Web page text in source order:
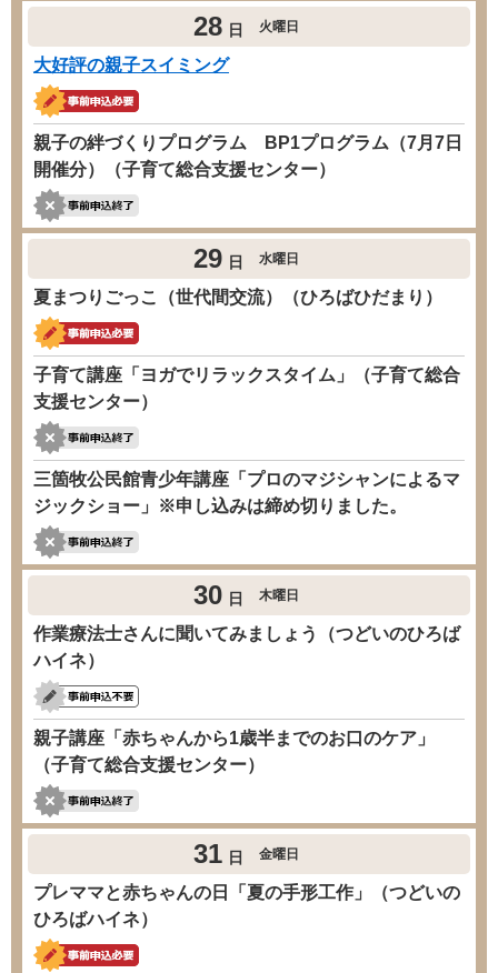
28 日 火曜日
大好評の親子スイミング
親子の絆づくりプログラム BP1プログラム（7月7日
開催分）（子育て総合支援センター）
29 日 水曜日
夏まつりごっこ（世代間交流）（ひろばひだまり）
子育て講座「ヨガでリラックスタイム」（子育て総合
支援センター）
三箇牧公民館青少年講座「プロのマジシャンによるマ
ジックショー」※申し込みは締め切りました。
30 日 木曜日
作業療法士さんに聞いてみましょう（つどいのひろば
ハイネ）
親子講座「赤ちゃんから1歳半までのお口のケア」
（子育て総合支援センター）
31 日 金曜日
プレママと赤ちゃんの日「夏の手形工作」（つどいの
ひろばハイネ）